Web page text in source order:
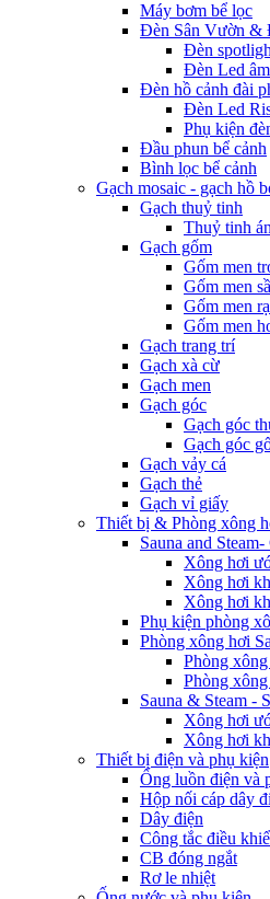
Máy bơm bể lọc
Đèn Sân Vườn &
Đèn
Đèn Led âm
Đèn hồ cảnh đài
Đèn Led
Phụ kiện
Đầu phun bể cảnh
Bình lọc bể cảnh
Gạch mosaic - gạch hồ
Gạch thuỷ tinh
Thuỷ tinh
Gạch gốm
Gốm men
Gốm men
Gốm men
Gốm men
Gạch trang trí
Gạch xà cừ
Gạch men
Gạch góc
Gạch góc
Gạch góc
Gạch vảy cá
Gạch thẻ
Gạch vỉ giấy
Thiết bị & Phòng xông
Sauna and
Xông hơi
Xông hơi
Xông hơi
Phụ kiện phòng
Phòng xông hơi
Phòng
Phòng
Sauna & Steam -
Xông hơi
Xông hơi
Thiết bị điện và phụ kiện
Ống luồn điện và
Hộp nối cáp dây
Dây điện
Công tắc điều
CB đóng ngắt
Rơ le nhiệt